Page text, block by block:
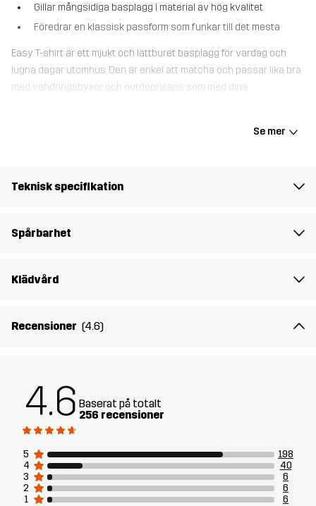
Gillar mångsidiga basplagg i material av hög kvalitet
Föredrar en klassisk passform som funkar till det mesta
Easy T-shirt är ett mjukt och lättburet basplagg för vardag och
lugna dagar utomhus. Den är enkel att matcha och passar lika bra
med vandringsbyxor och outdoorjeans som med dina
Passform REGULAR FIT
Material 1
Skapad för
Artikelnummer 10866_2883
Se mer
Teknisk specifikation
Spårbarhet
Klädvård
Recensioner (4.6)
4.6 Baserat på totalt
256 recensioner
5
198
4
40
3
6
2
6
1
6